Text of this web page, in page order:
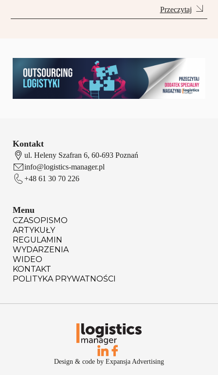
Przeczytaj
Kontakt
ul. Heleny Szafran 6, 60-693 Poznań
info@logistics-manager.pl
+48 61 30 70 226
Menu
CZASOPISMO
ARTYKUŁY
REGULAMIN
WYDARZENIA
WIDEO
KONTAKT
POLITYKA PRYWATNOŚCI
Design & code by Expansja Advertising